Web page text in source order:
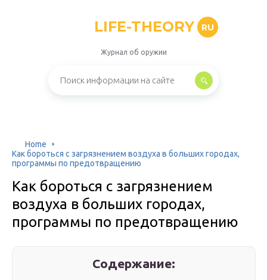
LIFE-THEORY RU
Журнал об оружии
Home
Как бороться с загрязнением воздуха в больших городах,
программы по предотвращению
Как бороться с загрязнением
воздуха в больших городах,
программы по предотвращению
Содержание: